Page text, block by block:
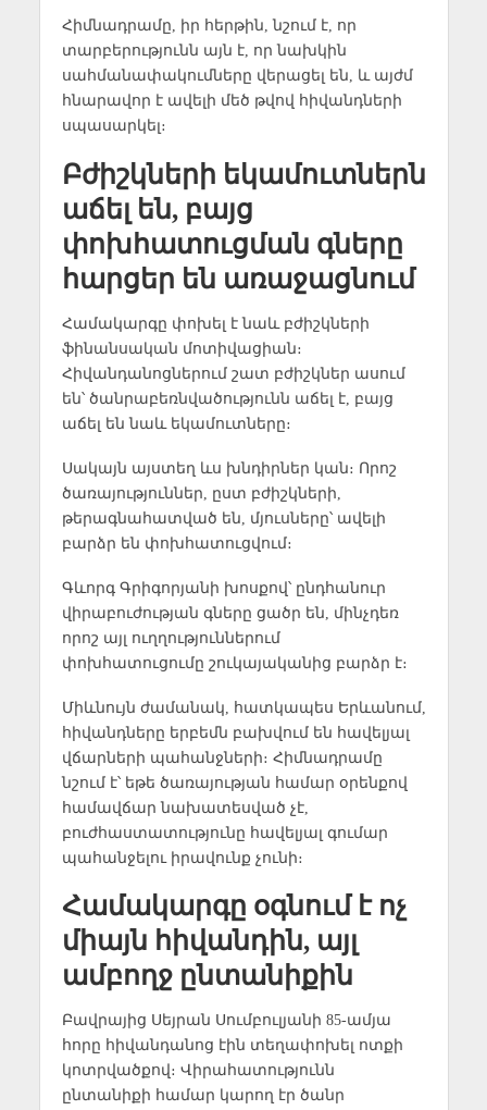
Հիմնադրամը, իր հերթին, նշում է, որ
տարբերությունն այն է, որ նախկին
սահմանափակումները վերացել են, և այժմ
հնարավոր է ավելի մեծ թվով հիվանդների
սպասարկել։
Բժիշկների եկամուտներն
աճել են, բայց
փոխհատուցման գները
հարցեր են առաջացնում
Համակարգը փոխել է նաև բժիշկների
ֆինանսական մոտիվացիան։
Հիվանդանոցներում շատ բժիշկներ ասում
են՝ ծանրաբեռնվածությունն աճել է, բայց
աճել են նաև եկամուտները։
Սակայն այստեղ ևս խնդիրներ կան։ Որոշ
ծառայություններ, ըստ բժիշկների,
թերագնահատված են, մյուսները՝ ավելի
բարձր են փոխհատուցվում։
Գևորգ Գրիգորյանի խոսքով՝ ընդհանուր
վիրաբուժության գները ցածր են, մինչդեռ
որոշ այլ ուղղություններում
փոխհատուցումը շուկայականից բարձր է։
Միևնույն ժամանակ, հատկապես Երևանում,
հիվանդները երբեմն բախվում են հավելյալ
վճարների պահանջների։ Հիմնադրամը
նշում է՝ եթե ծառայության համար օրենքով
համավճար նախատեսված չէ,
բուժհաստատությունը հավելյալ գումար
պահանջելու իրավունք չունի։
Համակարգը օգնում է ոչ
միայն հիվանդին, այլ
ամբողջ ընտանիքին
Բավրայից Սեյրան Սումբուլյանի 85-ամյա
հորը հիվանդանոց էին տեղափոխել ոտքի
կոտրվածքով։ Վիրահատությունն
ընտանիքի համար կարող էր ծանր